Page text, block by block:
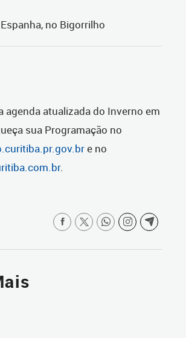
no Bigorrilho
agenda atualizada do Inverno em
sua Programação no
e no
.